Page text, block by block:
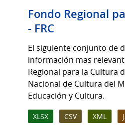
Fondo Regional
- FRC
El siguiente conjunto de
información mas
Regional para la Cultura
Nacional de Cultura del
Educación y Cultura.
XLSX CSV XML